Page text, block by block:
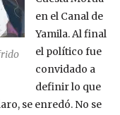
en el Canal de
Yamila. Al final
el político fue
convidado a
definir lo que
se enredó. No se